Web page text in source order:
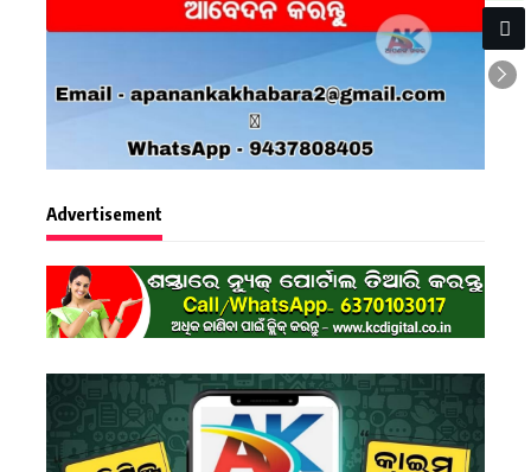
Advertisement